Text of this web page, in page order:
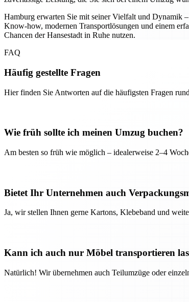
Hamburg erwarten Sie mit seiner Vielfalt und Dynamik
Know-how, modernen Transportlösungen und einem
Chancen der Hansestadt in Ruhe nutzen.
FAQ
Häufig gestellte Fragen
Hier finden Sie Antworten auf die häufigsten Fragen
Wie früh sollte ich meinen Umzug buchen?
Am besten so früh wie möglich – idealerweise 2–4
Bietet Ihr Unternehmen auch
Ja, wir stellen Ihnen gerne Kartons, Klebeband und
Kann ich auch nur Möbel transportieren
Natürlich! Wir übernehmen auch Teilumzüge oder